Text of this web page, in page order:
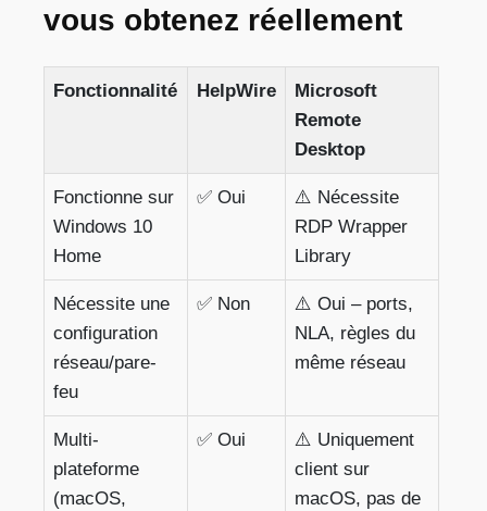
vous obtenez réellement
Fonctionnalité HelpWire
Microsoft
Remote
Desktop
Fonctionne sur
Windows 10
Home
✅ Oui
⚠️ Nécessite
RDP Wrapper
Library
Nécessite une
configuration
réseau/pare-
feu
✅ Non
⚠️ Oui – ports,
NLA, règles du
même réseau
Multi-
plateforme
(macOS,
✅ Oui
⚠️ Uniquement
client sur
macOS, pas de